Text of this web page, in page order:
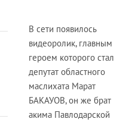
В сети появилось
видеоролик, главным
героем которого стал
депутат областного
маслихата Марат
БАКАУОВ, он же брат
акима Павлодарской